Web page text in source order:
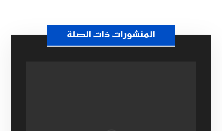
المنشورات ذات الصلة